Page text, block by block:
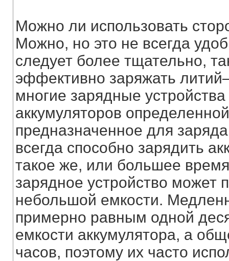
Можно ли использовать
Можно, но это не всегда
следует более тщательно,
эффективно заряжать
многие зарядные
аккумуляторов
предназначенное для
всегда способно зарядить
такое же, или большее
зарядное устройство может
небольшой емкости.
примерно равным одной
емкости аккумулятора, а
часов, поэтому их часто